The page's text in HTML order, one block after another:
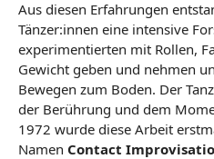
Aus diesen Erfahrungen
Tänzer:innen eine intensive
experimentierten mit Rollen,
Gewicht geben und nehmen
Bewegen zum Boden. Der
der Berührung und dem
1972 wurde diese Arbeit
Namen Contact